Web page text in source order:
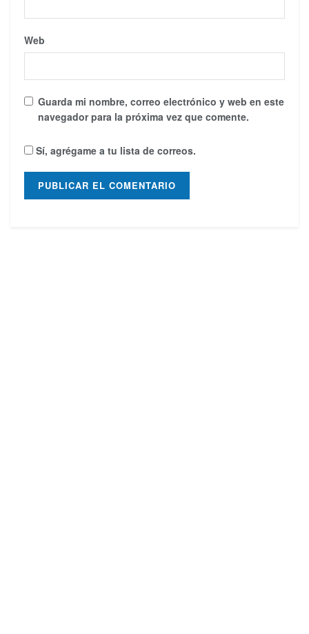
Web
Guarda mi nombre, correo electrónico y web en este
navegador para la próxima vez que comente.
Sí, agrégame a tu lista de correos.